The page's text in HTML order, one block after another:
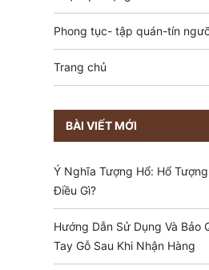
Phong tục- tập quán-tín
Trang chủ
BÀI VIẾT MỚI
Ý Nghĩa Tượng Hổ: Hổ
Điều Gì?
Hướng Dẫn Sử Dụng Và Bảo
Tay Gỗ Sau Khi Nhận Hàng